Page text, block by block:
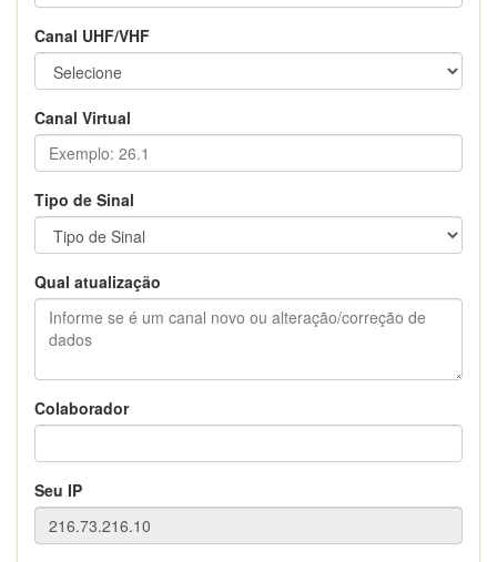
Canal UHF/VHF
Canal Virtual
Tipo de Sinal
Qual atualização
Colaborador
Seu IP